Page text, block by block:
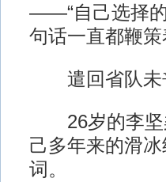
——“自己选择的
句话一直都鞭
遣回省队未
26岁的李坚
己多年来的滑
词。